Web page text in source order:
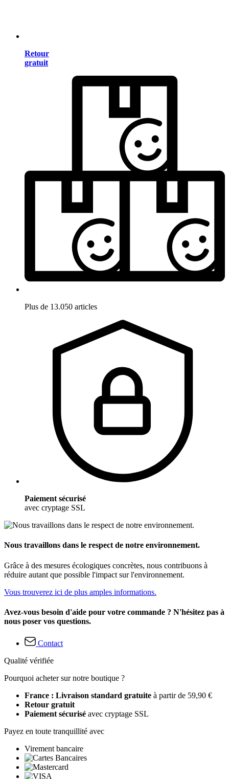
Retour
gratuit
Plus de 13.050 articles
Paiement sécurisé
avec cryptage SSL
Nous travaillons dans le respect de notre environnement.
Grâce à des mesures écologiques concrètes, nous contribuons à
réduire autant que possible l'impact sur l'environnement.
Vous trouverez ici de plus amples informations.
Avez-vous besoin d'aide pour votre commande ? N'hésitez pas à
nous poser vos questions.
Contact
Qualité vérifiée
Pourquoi acheter sur notre boutique ?
France : Livraison standard gratuite à partir de 59,90 €
Retour gratuit
Paiement sécurisé avec cryptage SSL
Payez en toute tranquillité avec
Virement bancaire